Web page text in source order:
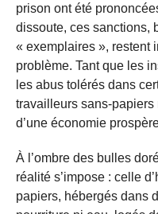
prison ont été
dissoute, ces sanctions,
« exemplaires », restent
problème. Tant que les
les abus tolérés dans
travailleurs sans-
d’une économie
À l’ombre des bulles
réalité s’impose : celle
papiers, hébergés dans